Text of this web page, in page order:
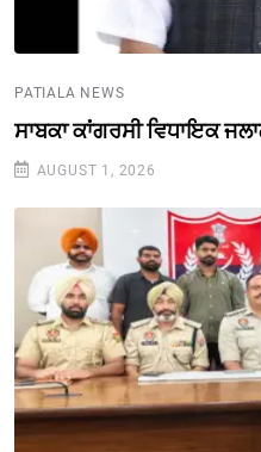
PATIALA NEWS
ਸਾਬਕਾ ਕਾਂਗਰਸੀ ਵਿਧਾਇਕ
AUGUST 1, 2026